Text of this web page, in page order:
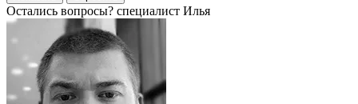
Остались вопросы? специалист Илья